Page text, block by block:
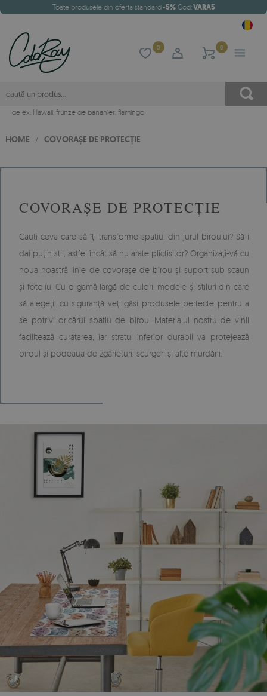
Toate produsele din oferta standard-5%Cod:VARA5
0 0
de ex. Hawaii, frunze de bananier, flamingo
HOME / COVORAȘE DE PROTECȚIE
COVORAȘE DE PROTECȚIE
Cauti ceva care să îți transforme spațiul din jurul biroului? Să-i
dai puțin stil, astfel încât să nu arate plictisitor? Organizați-vă cu
noua noastră linie de covorașe de birou și suport sub scaun
și fotoliu. Cu o gamă largă de culori, modele și stiluri din care
să alegeți, cu siguranță veți găsi produsele perfecte pentru a
se potrivi oricărui spațiu de birou. Materialul nostru de vinil
facilitează curățarea, iar stratul inferior durabil vă protejează
biroul și podeaua de zgârieturi, scurgeri și alte murdării.